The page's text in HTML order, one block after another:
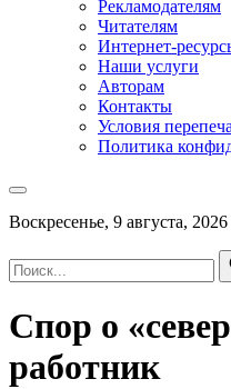
Рекламодателям
Читателям
Интернет-
Наши услуги
Авторам
Контакты
Условия
Политика
Воскресенье, 9 августа, 2026
Спор о
работник